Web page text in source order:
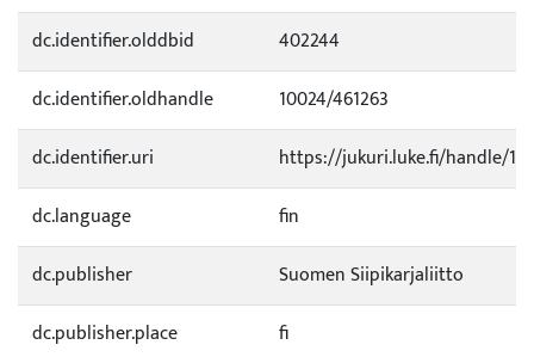
dc.identifier.olddbid
402244
dc.identifier.oldhandle
10024/461263
dc.identifier.uri
https://jukuri.luke.fi/handle/
dc.language
fin
dc.publisher
Suomen Siipikarjaliitto
dc.publisher.place
fi